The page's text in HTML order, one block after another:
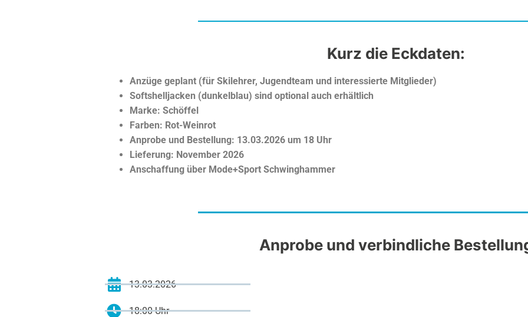
Kurz die Eckdaten:
Anzüge geplant (für Skilehrer, Jugendteam und interessierte Mitglieder)
Softshelljacken (dunkelblau) sind optional auch erhältlich
Marke: Schöffel
Farben: Rot-Weinrot
Anprobe und Bestellung: 13.03.2026 um 18 Uhr
Lieferung: November 2026
Anschaffung über Mode+Sport Schwinghammer
Anprobe und verbindliche
13.03.2026
18:00 Uhr